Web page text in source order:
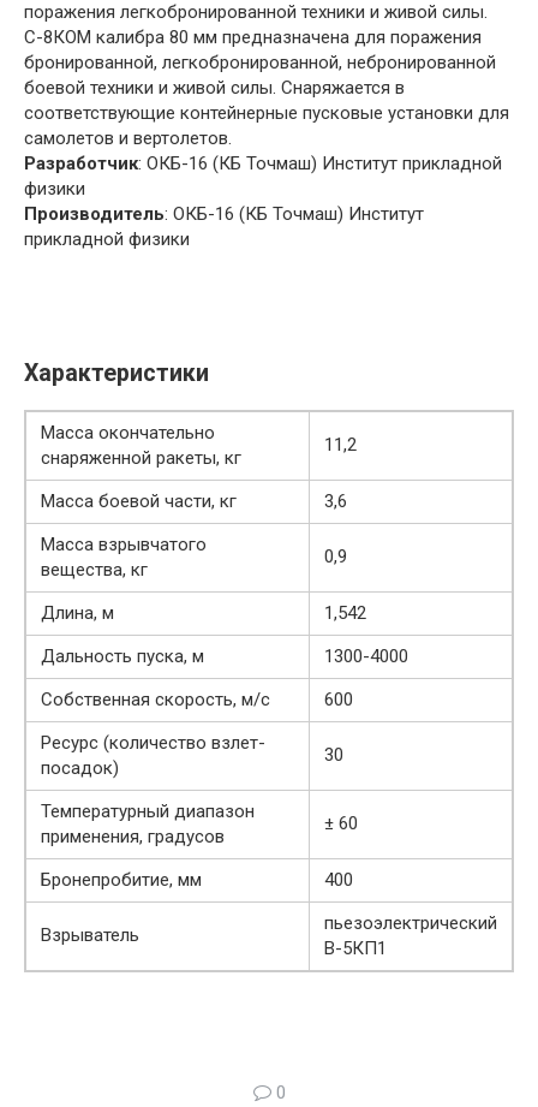
поражения легкобронированной техники и живой силы.
С-8КОМ калибра 80 мм предназначена для поражения
бронированной, легкобронированной, небронированной
боевой техники и живой силы. Снаряжается в
соответствующие контейнерные пусковые установки для
самолетов и вертолетов.
Разработчик: ОКБ-16 (КБ Точмаш) Институт прикладной
физики
Производитель: ОКБ-16 (КБ Точмаш) Институт
прикладной физики
Характеристики
Масса окончательно
снаряженной ракеты, кг
11,2
Масса боевой части, кг
3,6
Масса взрывчатого
вещества, кг
0,9
Длина, м
1,542
Дальность пуска, м
1300-4000
Собственная скорость, м/с
600
Ресурс (количество взлет-
посадок)
30
Температурный диапазон
применения, градусов
± 60
Бронепробитие, мм 400
Взрыватель
пьезоэлектрический
В-5КП1
0